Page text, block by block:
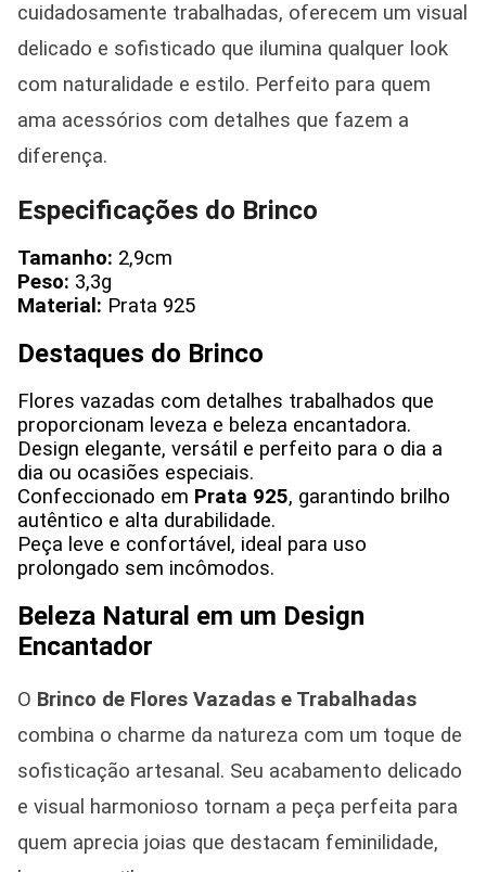
cuidadosamente trabalhadas, oferecem um visual
delicado e sofisticado que ilumina qualquer look
com naturalidade e estilo. Perfeito para quem
ama acessórios com detalhes que fazem a
diferença.
Especificações do Brinco
Tamanho: 2,9cm
Peso: 3,3g
Material: Prata 925
Destaques do Brinco
Flores vazadas com detalhes trabalhados que
proporcionam leveza e beleza encantadora.
Design elegante, versátil e perfeito para o dia a
dia ou ocasiões especiais.
Confeccionado em Prata 925, garantindo brilho
autêntico e alta durabilidade.
Peça leve e confortável, ideal para uso
prolongado sem incômodos.
Beleza Natural em um Design
Encantador
O Brinco de Flores Vazadas e Trabalhadas
combina o charme da natureza com um toque de
sofisticação artesanal. Seu acabamento delicado
e visual harmonioso tornam a peça perfeita para
quem aprecia joias que destacam feminilidade,